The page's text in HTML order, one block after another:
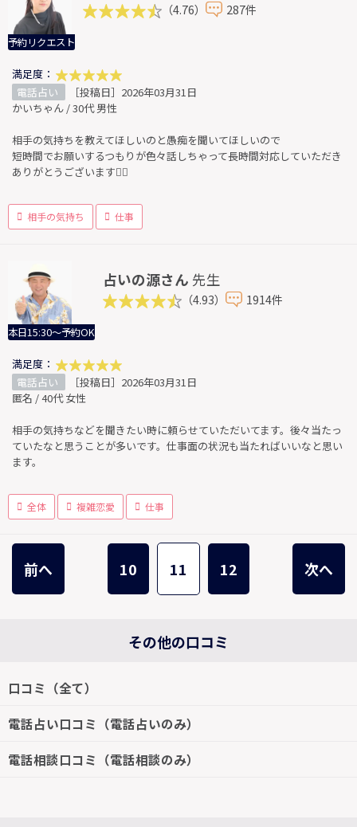
予約リクエスト
（4.76） 287件
満足度：
電話占い
［投稿日］2026年03月31日
かいちゃん / 30代 男性
相手の気持ちを教えてほしいのと愚痴を聞いてほしいので
短時間でお願いするつもりが色々話しちゃって長時間対応していただき
ありがとうございます🙇‍♂️
相手の気持ち 仕事
本日15:30～予約OK
占いの源さん 先生
（4.93） 1914件
満足度：
電話占い
［投稿日］2026年03月31日
匿名 / 40代 女性
相手の気持ちなどを聞きたい時に頼らせていただいてます。後々当たっ
ていたなと思うことが多いです。仕事面の状況も当たればいいなと思い
ます。
全体 複雑恋愛 仕事
前へ 10 11 12 次へ
その他の口コミ
口コミ（全て）
電話占い口コミ（電話占いのみ）
電話相談口コミ（電話相談のみ）